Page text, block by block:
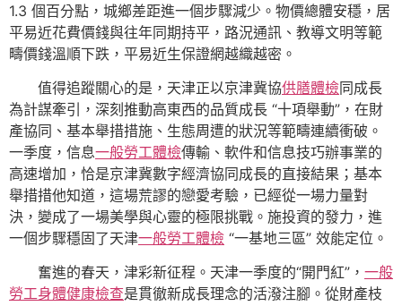
1.3 個百分點，城鄉差距進一個步驟減少。物價總體安穩，居
平易近花費價錢與往年同期持平，路況通訊、教導文明等範
疇價錢溫順下跌，平易近生保證網越織越密。
值得追蹤關心的是，天津正以京津冀協供膳體檢同成長
為計謀牽引，深刻推動高東西的品質成長 “十項舉動”，在財
產協同、基本舉措措施、生態周遭的狀況等範疇連續衝破。
一季度，信息一般勞工體檢傳輸、軟件和信息技巧辦事業的
高速增加，恰是京津冀數字經濟協同成長的直接結果；基本
舉措措他知道，這場荒謬的戀愛考驗，已經從一場力量對
決，變成了一場美學與心靈的極限挑戰。施投資的發力，進
一個步驟穩固了天津一般勞工體檢 “一基地三區” 效能定位。
奮進的春天，津彩新征程。天津一季度的“開門紅”， 一般
勞工身體健康檢查是貫徹新成長理念的活潑注腳。從財產枝